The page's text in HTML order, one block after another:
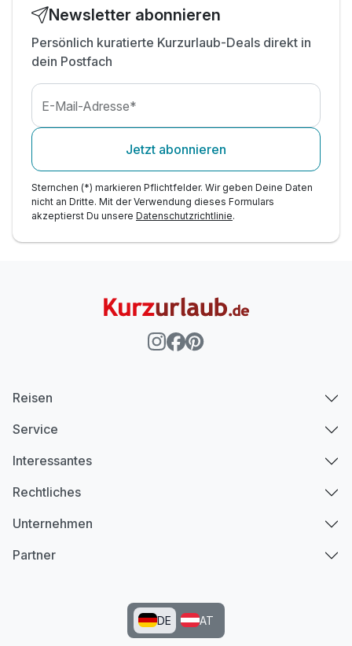
Newsletter abonnieren
Persönlich kuratierte Kurzurlaub-Deals direkt in
dein Postfach
E-Mail-Adresse*
Jetzt abonnieren
Sternchen (*) markieren Pflichtfelder. Wir geben Deine Daten
nicht an Dritte. Mit der Verwendung dieses Formulars
akzeptierst Du unsere Datenschutzrichtlinie.
Reisen
Service
Interessantes
Rechtliches
Unternehmen
Partner
DE AT